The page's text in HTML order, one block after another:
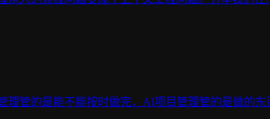
管的是能不能按时做完，AI项目管理管的是做的东